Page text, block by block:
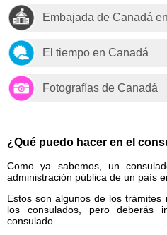
Embajada de Canadá
El tiempo en Canadá
Fotografías de Canadá
¿Qué puedo hacer en el
Como ya sabemos, un
administración pública de un país
Estos son algunos de los
los consulados, pero deberás
consulado.